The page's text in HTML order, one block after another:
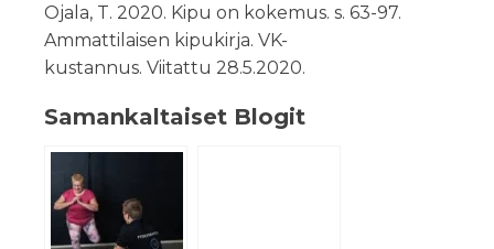
Ojala, T. 2020. Kipu on kokemus. s. 63-97.
Ammattilaisen kipukirja. VK-
kustannus. Viitattu 28.5.2020.
Samankaltaiset Blogit